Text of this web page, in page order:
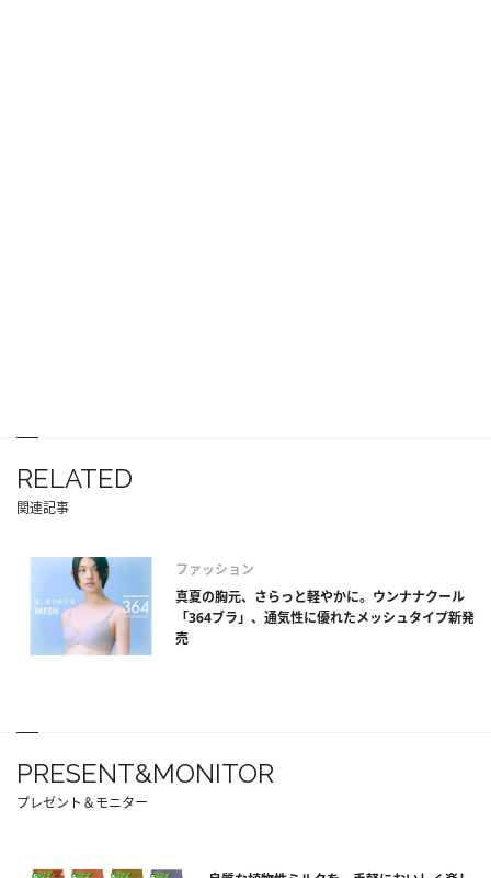
RELATED
関連記事
ファッション
真夏の胸元、さらっと軽やかに。ウンナナクール
「364ブラ」、通気性に優れたメッシュタイプ新発
売
PRESENT&MONITOR
プレゼント＆モニター